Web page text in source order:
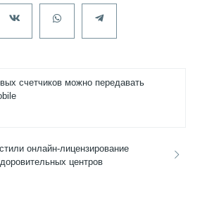
счетчиков можно передавать
онлайн-лицензирование
центров